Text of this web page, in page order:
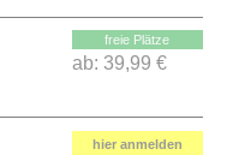
freie Plätze
ab: 39,99 €
hier anmelden